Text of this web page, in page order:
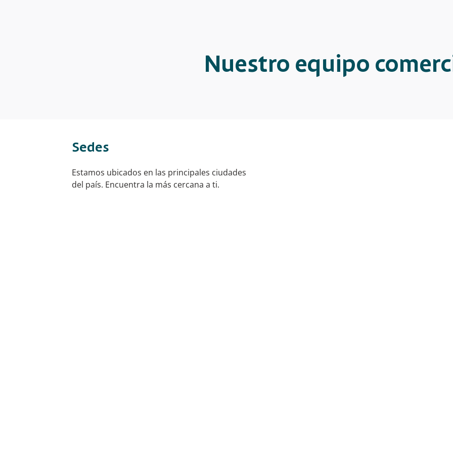
Nuestro equipo
Sedes
Estamos ubicados en las principales ciudades
del país. Encuentra la más cercana a ti.